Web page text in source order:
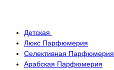
Детская
Люкс Парфюмерия
Селективная Парфюмерия
Арабская Парфюмерия